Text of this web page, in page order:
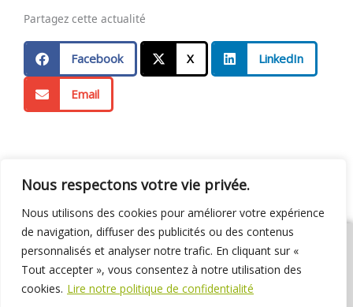
Nous respectons votre vie privée.
Nous utilisons des cookies pour améliorer votre expérience
de navigation, diffuser des publicités ou des contenus
personnalisés et analyser notre trafic. En cliquant sur «
Tout accepter », vous consentez à notre utilisation des
cookies. Lire notre politique de confidentialité
Partagez cette actualité
Facebook X LinkedIn
Email
01 69 31 72 10 01 69 31 37 31 Nous contacter